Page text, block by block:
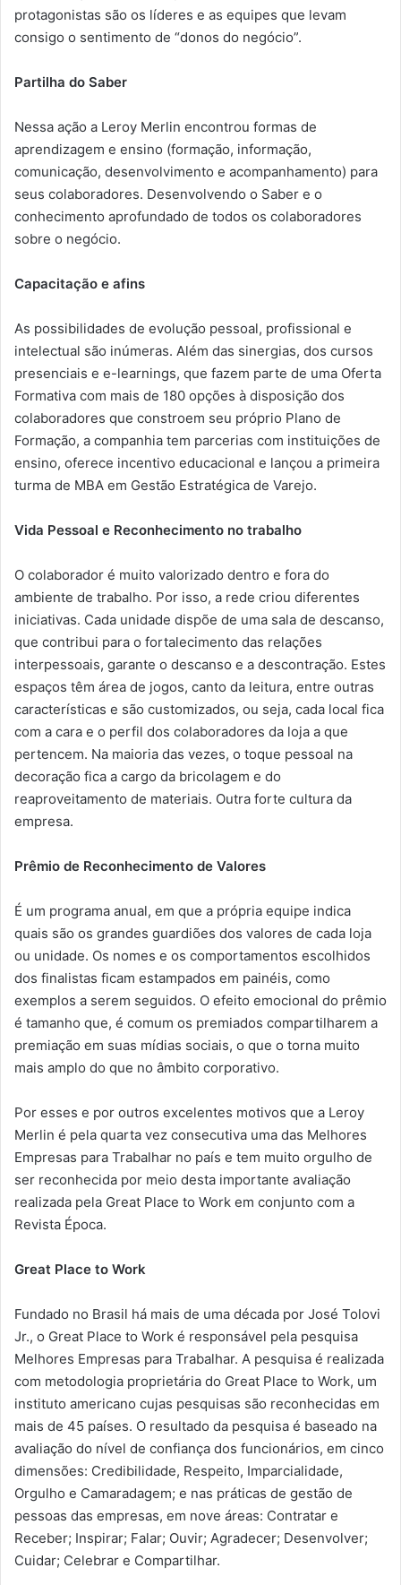
protagonistas são os líderes e as equipes que levam
consigo o sentimento de “donos do negócio”.
Partilha do Saber
Nessa ação a Leroy Merlin encontrou formas de
aprendizagem e ensino (formação, informação,
comunicação, desenvolvimento e acompanhamento) para
seus colaboradores. Desenvolvendo o Saber e o
conhecimento aprofundado de todos os colaboradores
sobre o negócio.
Capacitação e afins
As possibilidades de evolução pessoal, profissional e
intelectual são inúmeras. Além das sinergias, dos cursos
presenciais e e-learnings, que fazem parte de uma Oferta
Formativa com mais de 180 opções à disposição dos
colaboradores que constroem seu próprio Plano de
Formação, a companhia tem parcerias com instituições de
ensino, oferece incentivo educacional e lançou a primeira
turma de MBA em Gestão Estratégica de Varejo.
Vida Pessoal e Reconhecimento no trabalho
O colaborador é muito valorizado dentro e fora do
ambiente de trabalho. Por isso, a rede criou diferentes
iniciativas. Cada unidade dispõe de uma sala de descanso,
que contribui para o fortalecimento das relações
interpessoais, garante o descanso e a descontração. Estes
espaços têm área de jogos, canto da leitura, entre outras
características e são customizados, ou seja, cada local fica
com a cara e o perfil dos colaboradores da loja a que
pertencem. Na maioria das vezes, o toque pessoal na
decoração fica a cargo da bricolagem e do
reaproveitamento de materiais. Outra forte cultura da
empresa.
Prêmio de Reconhecimento de Valores
É um programa anual, em que a própria equipe indica
quais são os grandes guardiões dos valores de cada loja
ou unidade. Os nomes e os comportamentos escolhidos
dos finalistas ficam estampados em painéis, como
exemplos a serem seguidos. O efeito emocional do prêmio
é tamanho que, é comum os premiados compartilharem a
premiação em suas mídias sociais, o que o torna muito
mais amplo do que no âmbito corporativo.
Por esses e por outros excelentes motivos que a Leroy
Merlin é pela quarta vez consecutiva uma das Melhores
Empresas para Trabalhar no país e tem muito orgulho de
ser reconhecida por meio desta importante avaliação
realizada pela Great Place to Work em conjunto com a
Revista Época.
Great Place to Work
Fundado no Brasil há mais de uma década por José Tolovi
Jr., o Great Place to Work é responsável pela pesquisa
Melhores Empresas para Trabalhar. A pesquisa é realizada
com metodologia proprietária do Great Place to Work, um
instituto americano cujas pesquisas são reconhecidas em
mais de 45 países. O resultado da pesquisa é baseado na
avaliação do nível de confiança dos funcionários, em cinco
dimensões: Credibilidade, Respeito, Imparcialidade,
Orgulho e Camaradagem; e nas práticas de gestão de
pessoas das empresas, em nove áreas: Contratar e
Receber; Inspirar; Falar; Ouvir; Agradecer; Desenvolver;
Cuidar; Celebrar e Compartilhar.